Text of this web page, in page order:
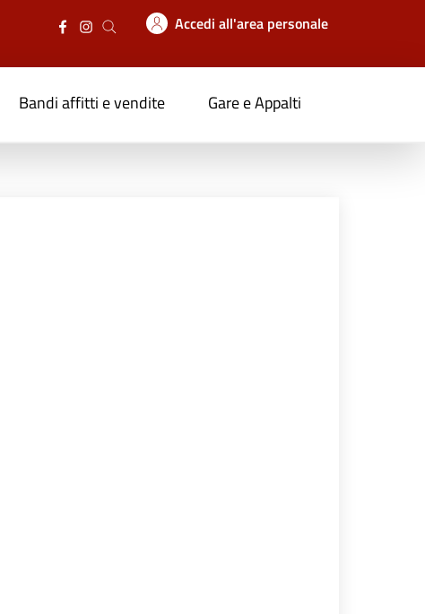
Accedi all'area personale
Bandi affitti e vendite Gare e Appalti